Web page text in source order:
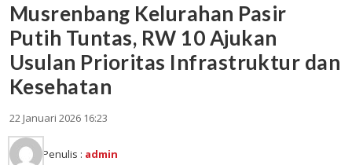
Musrenbang Kelurahan Pasir
Putih Tuntas, RW 10 Ajukan
Usulan Prioritas Infrastruktur dan
Kesehatan
22 Januari 2026 16:23
Penulis : admin